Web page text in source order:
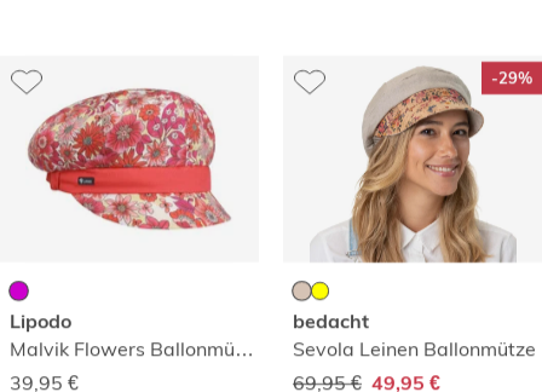
Lipodo
Malvik Flowers Ballonmütze
39,95 €
-29%
bedacht
Sevola Leinen Ballonmütze
69,95 € 49,95 €